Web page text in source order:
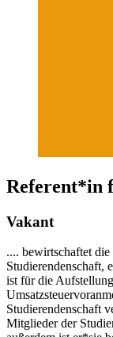
Referent*in
Vakant
.... bewirtschaftet
Studierendenschaft,
ist für die
Studierendenschaft
Mitglieder der